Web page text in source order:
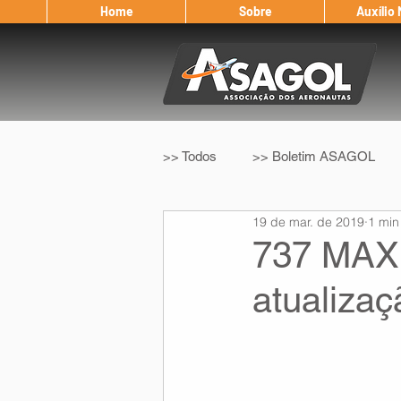
Home Sobre Auxílio
>> Todos >> Boletim ASAGOL
>> Legislação >> IFALPA
Eleição ASAGOL Safety
737
19 de mar. de 2019 1